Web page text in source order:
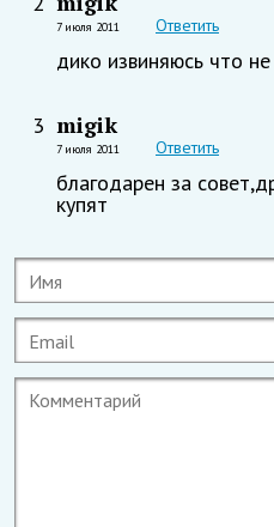
7 июля 2011 Ответить
дико извиняюсь что
3 migik
7 июля 2011 Ответить
благодарен за
купят